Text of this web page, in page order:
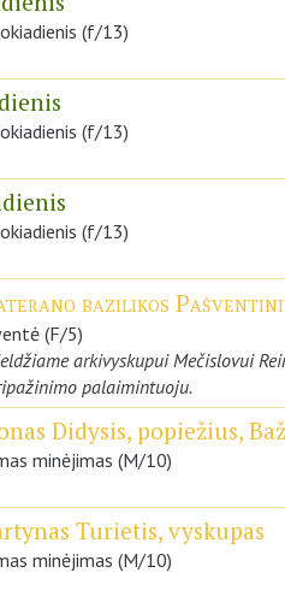
(f/13)
(f/13)
(f/13)
bazilikos
(F/5)
arkivyskupui Mečislovui
palaimintuoju.
Didysis, popiežius,
minėjimas (M/10)
Turietis, vyskupas
minėjimas (M/10)